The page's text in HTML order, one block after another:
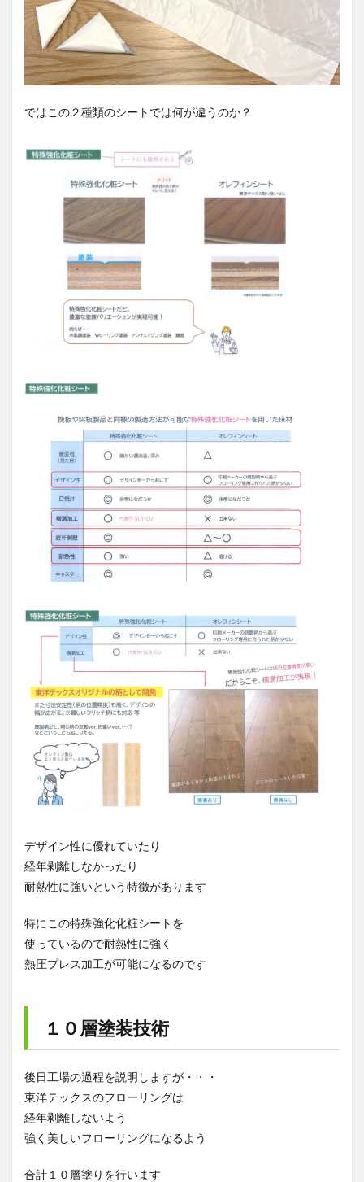
ではこの２種類のシートでは何が違うのか？
デザイン性に優れていたり
経年剥離しなかったり
耐熱性に強いという特徴があります
特にこの特殊強化化粧シートを
使っているので耐熱性に強く
熱圧プレス加工が可能になるのです
１０層塗装技術
後日工場の過程を説明しますが・・・
東洋テックスのフローリングは
経年剥離しないよう
強く美しいフローリングになるよう
合計１０層塗りを行います